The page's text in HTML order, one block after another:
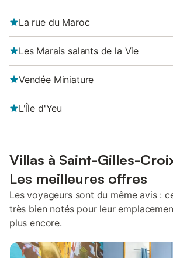
La rue du Maroc
Les Marais salants de la Vie
Vendée Miniature
L'Île d'Yeu
Villas à Saint-Gilles-
Les meilleures offres
Les voyageurs sont du même avis :
très bien notés pour leur
plus encore.